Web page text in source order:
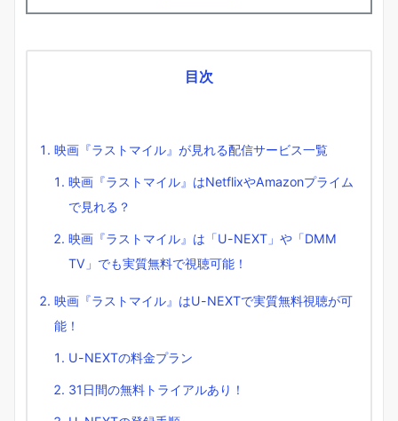
目次
映画『ラストマイル』が見れる配信サービス一覧
映画『ラストマイル』はNetflixやAmazonプライム
で見れる？
映画『ラストマイル』は「U-NEXT」や「DMM
TV」でも実質無料で視聴可能！
映画『ラストマイル』はU-NEXTで実質無料視聴が可
能！
U-NEXTの料金プラン
31日間の無料トライアルあり！